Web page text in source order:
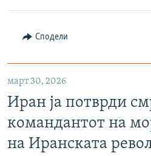
Сподели
март 30, 2026
Иран ја потврди
командантот на
на Иранската